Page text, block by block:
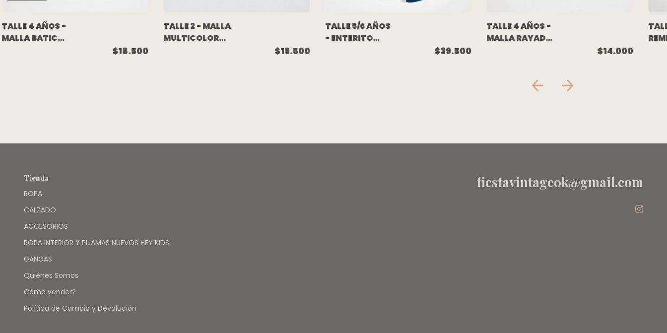
TALLE 4 AÑOS -
MALLA BATIC
$18.500
TALLE 2 - MALLA
MULTICOLOR
$19.500
TALLE 5/6 AÑOS
- ENTERITO
$39.500
TALLE 4 AÑOS -
MALLA RAYADA
$14.000
Tienda
ROPA
CALZADO
ACCESORIOS
ROPA INTERIOR Y PIJAMAS NUEVOS HEY!KIDS
GANGAS
Quiénes Somos
Cómo vender?
Política de Cambio y Devolución
fiestavintageok@gmail.com